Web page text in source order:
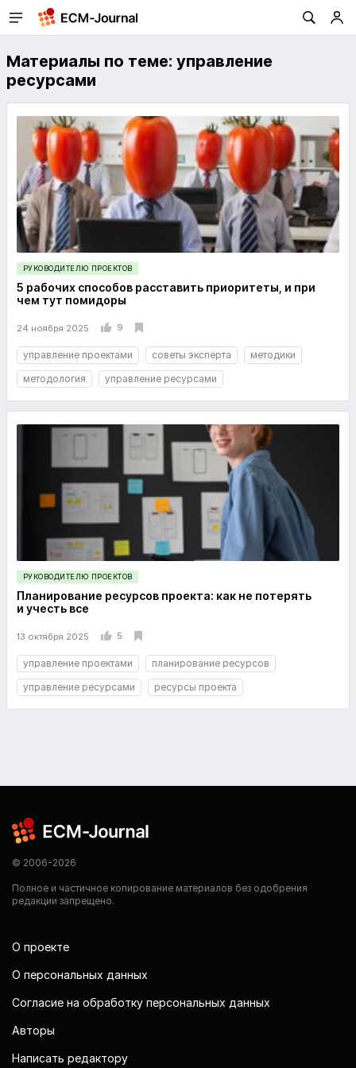
Материалы по теме: управление
ресурсами
РУКОВОДИТЕЛЮ ПРОЕКТОВ
5 рабочих способов расставить приоритеты, и при
чем тут помидоры
24 ноября 2025 9
управление проектами советы эксперта
методики
методология
управление ресурсами
РУКОВОДИТЕЛЮ ПРОЕКТОВ
Планирование ресурсов проекта: как не потерять
и учесть все
13 октября 2025 5
управление проектами
планирование ресурсов
управление ресурсами
ресурсы проекта
© 2006-2026
Полное и частичное копирование материалов без одобрения
редакции запрещено.
О проекте
О персональных данных
Согласие на обработку персональных данных
Авторы
Написать редактору